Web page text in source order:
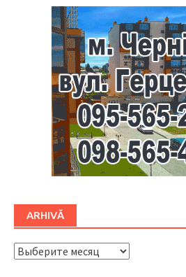
ARHIVĂ
ARHIVĂ